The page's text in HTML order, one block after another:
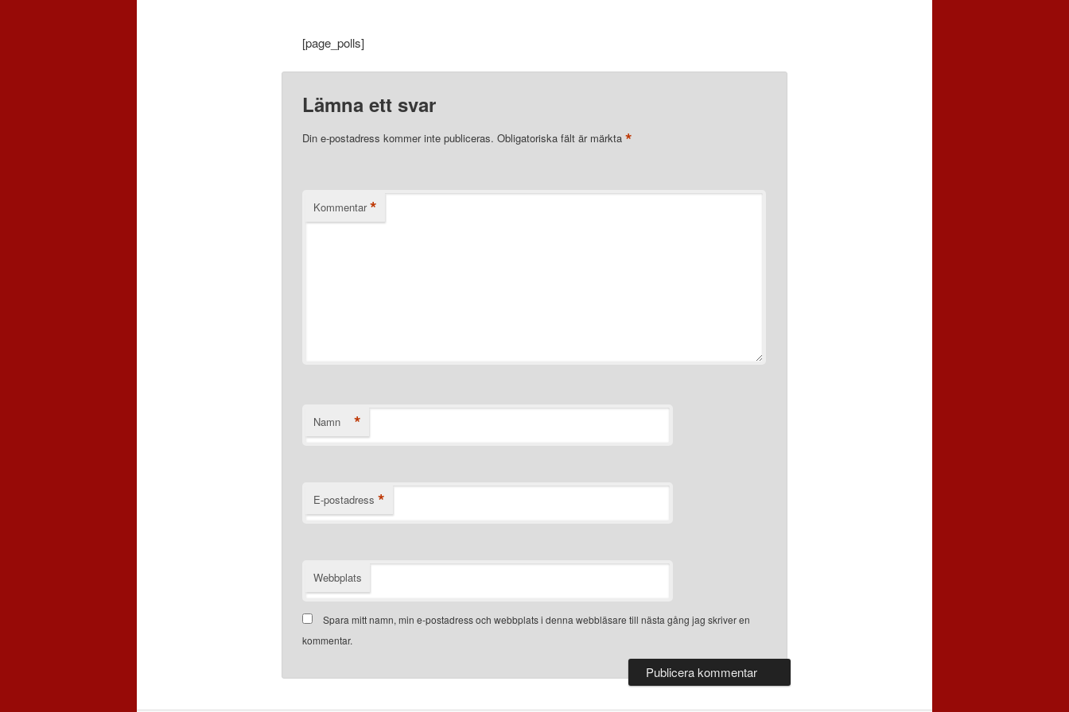
[page_polls]
Lämna ett svar
Din e-postadress kommer inte publiceras. Obligatoriska fält är märkta *
Kommentar *
Namn *
E-postadress *
Webbplats
Spara mitt namn, min e-postadress och webbplats i denna webbläsare till nästa gång jag skriver en
kommentar.